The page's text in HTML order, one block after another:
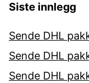
Siste innlegg
Sende DHL
Sende DHL
Sende DHL